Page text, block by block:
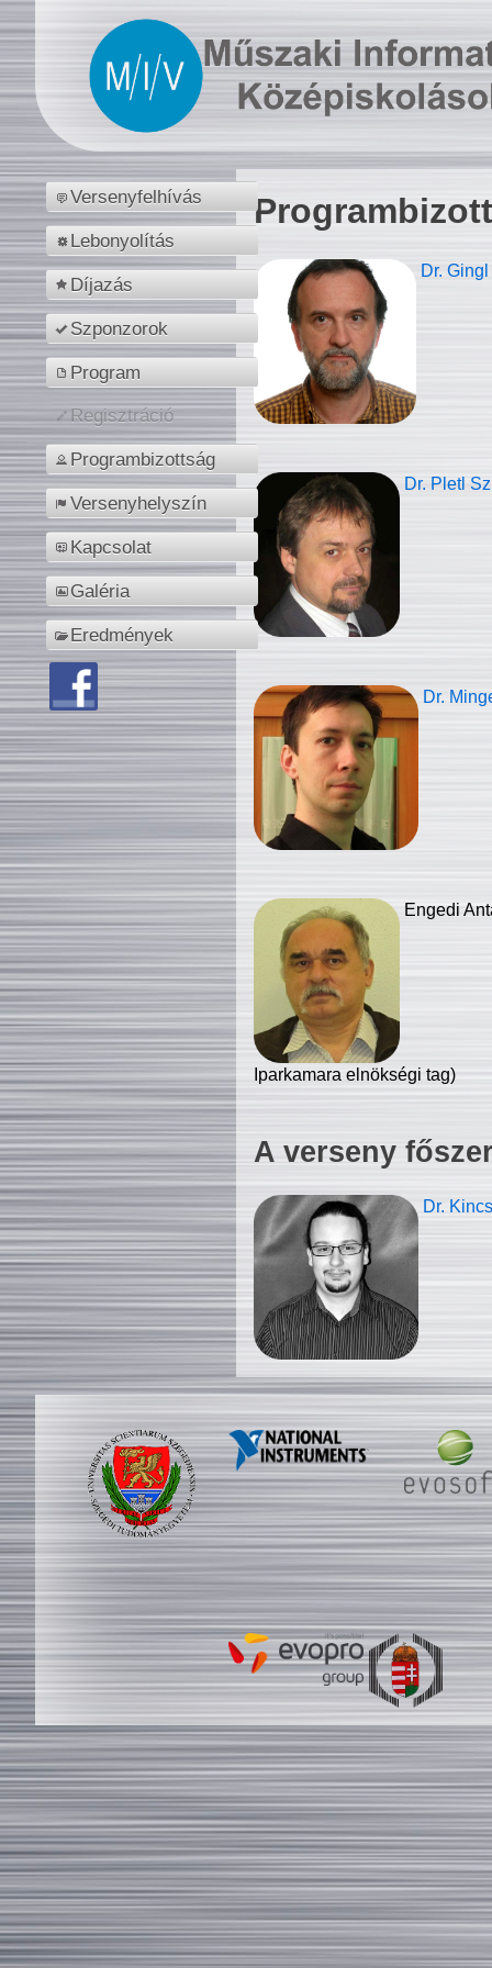
Versenyfelhívás
Lebonyolítás
Díjazás
Szponzorok
Program
Regisztráció
Programbizottság
Versenyhelyszín
Kapcsolat
Galéria
Eredmények
Dr.
Dr. Pletl
Dr.
Engedi
Iparkamara elnökségi tag)
A verseny
Dr.